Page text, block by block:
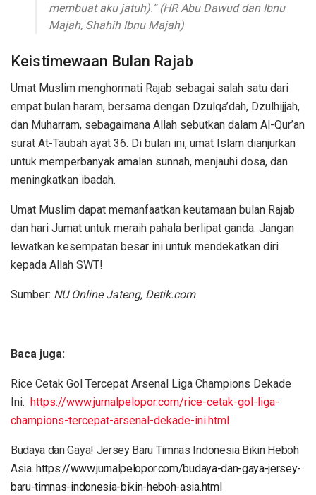
membuat aku jatuh).” (HR Abu Dawud dan Ibnu
Majah, Shahih Ibnu Majah)
Keistimewaan Bulan Rajab
Umat Muslim menghormati Rajab sebagai salah satu dari
empat bulan haram, bersama dengan Dzulqa’dah, Dzulhijjah,
dan Muharram, sebagaimana Allah sebutkan dalam Al-Qur’an
surat At-Taubah ayat 36. Di bulan ini, umat Islam dianjurkan
untuk memperbanyak amalan sunnah, menjauhi dosa, dan
meningkatkan ibadah.
Umat Muslim dapat memanfaatkan keutamaan bulan Rajab
dan hari Jumat untuk meraih pahala berlipat ganda. Jangan
lewatkan kesempatan besar ini untuk mendekatkan diri
kepada Allah SWT!
Sumber: NU Online Jateng, Detik.com
Baca juga:
Rice Cetak Gol Tercepat Arsenal Liga Champions Dekade
Ini. https://www.jurnalpelopor.com/rice-cetak-gol-liga-
champions-tercepat-arsenal-dekade-ini.html
Budaya dan Gaya! Jersey Baru Timnas Indonesia Bikin Heboh
Asia. https://www.jurnalpelopor.com/budaya-dan-gaya-jersey-
baru-timnas-indonesia-bikin-heboh-asia.html